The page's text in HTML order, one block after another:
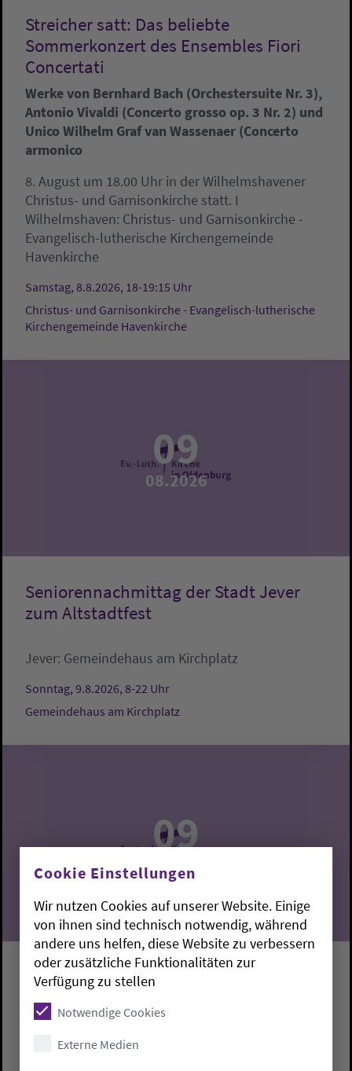
Streicher satt: Das beliebte
Sommerkonzert des Ensembles Fiori
Concertati
Werke von Bernhard Bach (Orchestersuite Nr. 3),
Antonio Vivaldi (Concerto grosso op. 3 Nr. 2) und
Unico Wilhelm Graf van Wassenaer (Concerto
armonico
8. August um 18.00 Uhr in der Wilhelmshavener
Christus- und Garnisonkirche statt. I
Wilhelmshaven: Christus- und Garnisonkirche -
Evangelisch-lutherische Kirchengemeinde
Havenkirche
Samstag, 8.8.2026, 18-19:15 Uhr
Christus- und Garnisonkirche - Evangelisch-lutherische
Kirchengemeinde Havenkirche
09
08.2026
Seniorennachmittag der Stadt Jever
zum Altstadtfest
Jever: Gemeindehaus am Kirchplatz
Sonntag, 9.8.2026, 8-22 Uhr
Gemeindehaus am Kirchplatz
09
08.2026
Gottesdienst
Nordenham-Abbehausen:
Andrés López
Cookie Einstellungen
Wir nutzen Cookies auf unserer Website. Einige
von ihnen sind technisch notwendig, während
andere uns helfen, diese Website zu verbessern
oder zusätzliche Funktionalitäten zur
Verfügung zu stellen
Notwendige Cookies
Externe Medien